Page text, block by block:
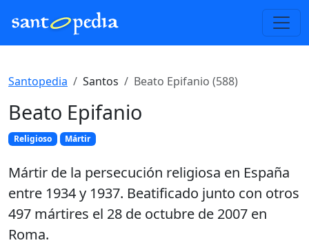
Santopedia Santos Beato Epifanio (588)
Beato Epifanio
Religioso Mártir
Mártir de la persecución religiosa en España
entre 1934 y 1937. Beatificado junto con otros
497 mártires el 28 de octubre de 2007 en
Roma.